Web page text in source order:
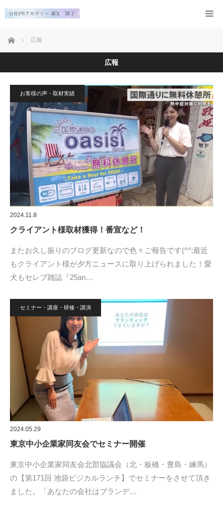
ホーム 広報
広報
お客様の声・取材実績
2024.11.8
クライアント様取材獲得！番宣など！
またお久し振りのブログ更新なので色々ご報告です(^^;最近
もクライアント様が夕方ニュースに取り上げられました！愛
犬もセレブ雑誌『25an…
セミナー・講座・研修・講演
2024.05.29
東京中小企業家同友会でセミナー開催
東京中小企業家同友会北部協議会（北・板橋・豊島・練馬）
の【第171回 池袋ビジカルランチ】でセミナーをさせて頂き
ました。「あなたの会社はブランデ…